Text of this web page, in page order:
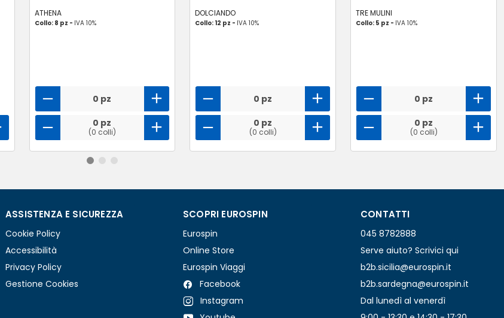
ATHENA
Collo: 8 pz - IVA 10%
0 pz
0 pz
(0 colli)
DOLCIANDO
Collo: 12 pz - IVA 10%
0 pz
0 pz
(0 colli)
TRE MULINI
Collo: 5 pz - IVA 10%
0 pz
0 pz
(0 colli)
ASSISTENZA E SICUREZZA
Cookie Policy
Accessibilità
Privacy Policy
Gestione Cookies
SCOPRI EUROSPIN
Eurospin
Online Store
Eurospin Viaggi
Facebook
Instagram
CONTATTI
045 8782888
Serve aiuto? Scrivici qui
b2b.sicilia@eurospin.it
b2b.sardegna@eurospin.it
Dal lunedì al venerdì